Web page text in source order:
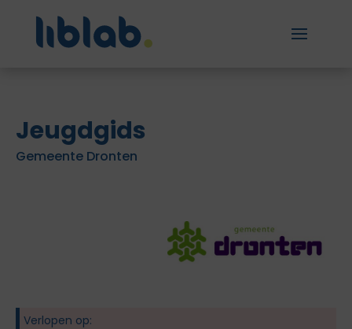
Jeugdgids
Gemeente Dronten
Verlopen op: